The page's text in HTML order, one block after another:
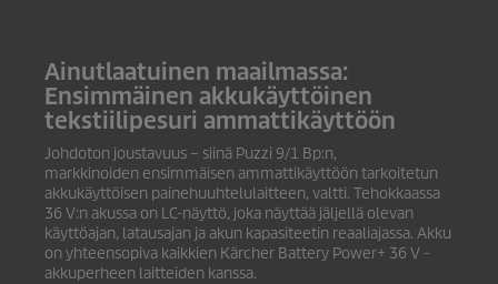
Ainutlaatuinen maailmassa:
Ensimmäinen akkukäyttöinen
tekstiilipesuri ammattikäyttöön
Johdoton joustavuus – siinä Puzzi 9/1 Bp:n,
markkinoiden ensimmäisen ammattikäyttöön tarkoitetun
akkukäyttöisen painehuuhtelulaitteen, valtti. Tehokkaassa
36 V:n akussa on LC-näyttö, joka näyttää jäljellä olevan
käyttöajan, latausajan ja akun kapasiteetin reaaliajassa. Akku
on yhteensopiva kaikkien Kärcher Battery Power+ 36 V -
akkuperheen laitteiden kanssa.